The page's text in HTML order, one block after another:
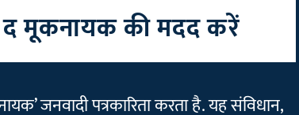
द मूकनायक की मदद करें
जनवादी पत्रकारिता करता है. यह संविधान,